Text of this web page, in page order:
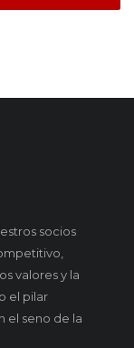
socios
valores y la
el pilar
el seno de la